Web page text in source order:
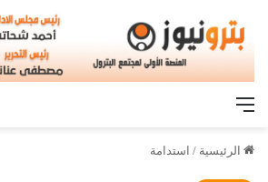
القائمة
الرئيسية / استدامة